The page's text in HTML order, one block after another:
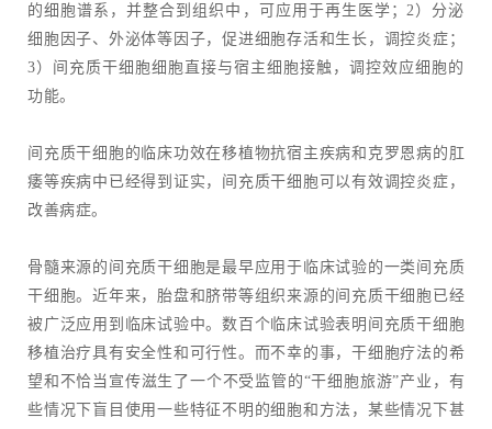
的细胞谱系，并整合到组织中，可应用于再生医学；2）分泌
细胞因子、外泌体等因子，促进细胞存活和生长，调控炎症；
3）间充质干细胞细胞直接与宿主细胞接触，调控效应细胞的
功能。
间充质干细胞的临床功效在移植物抗宿主疾病和克罗恩病的肛
痿等疾病中已经得到证实，间充质干细胞可以有效调控炎症，
改善病症。
骨髓来源的间充质干细胞是最早应用于临床试验的一类间充质
干细胞。近年来，胎盘和脐带等组织来源的间充质干细胞已经
被广泛应用到临床试验中。数百个临床试验表明间充质干细胞
移植治疗具有安全性和可行性。而不幸的事，干细胞疗法的希
望和不恰当宣传滋生了一个不受监管的“干细胞旅游”产业，有
些情况下盲目使用一些特征不明的细胞和方法，某些情况下甚